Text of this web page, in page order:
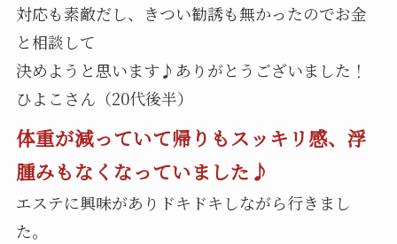
対応も素敵だし、きつい勧誘も無かったのでお金
と相談して
決めようと思います♪ありがとうございました！
ひよこさん（20代後半）
体重が減っていて帰りもスッキリ感、浮
腫みもなくなっていました♪
エステに興味がありドキドキしながら行きまし
た。